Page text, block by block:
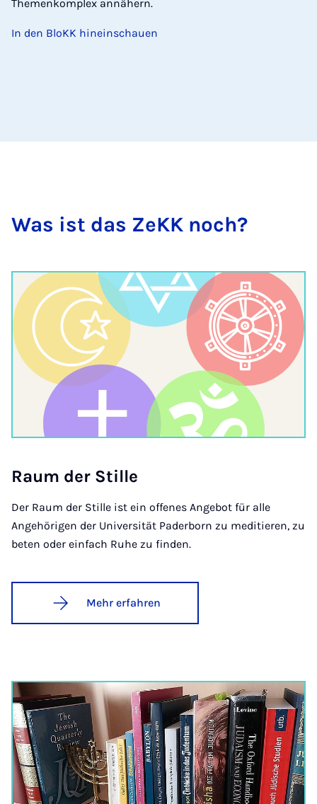
Themenkomplex annähern.
In den BloKK hineinschauen
Was ist das ZeKK noch?
Raum der Stil­le
Der Raum der Stille ist ein offenes Angebot für alle
Angehörigen der Universität Paderborn zu meditieren, zu
beten oder einfach Ruhe zu finden.
Mehr erfahren